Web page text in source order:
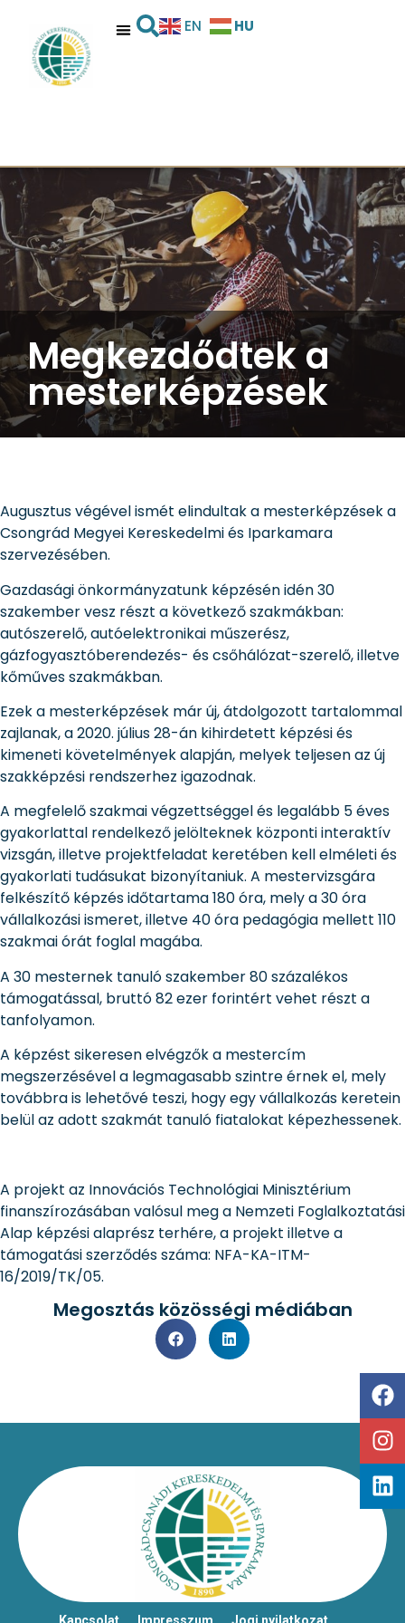
EN HU
Megkezdődtek a
mesterképzések
Augusztus végével ismét elindultak a mesterképzések a
Csongrád Megyei Kereskedelmi és Iparkamara
szervezésében.
Gazdasági önkormányzatunk képzésén idén 30
szakember vesz részt a következő szakmákban:
autószerelő, autóelektronikai műszerész,
gázfogyasztóberendezés- és csőhálózat-szerelő, illetve
kőműves szakmákban.
Ezek a mesterképzések már új, átdolgozott tartalommal
zajlanak, a 2020. július 28-án kihirdetett képzési és
kimeneti követelmények alapján, melyek teljesen az új
szakképzési rendszerhez igazodnak.
A megfelelő szakmai végzettséggel és legalább 5 éves
gyakorlattal rendelkező jelölteknek központi interaktív
vizsgán, illetve projektfeladat keretében kell elméleti és
gyakorlati tudásukat bizonyítaniuk. A mestervizsgára
felkészítő képzés időtartama 180 óra, mely a 30 óra
vállalkozási ismeret, illetve 40 óra pedagógia mellett 110
szakmai órát foglal magába.
A 30 mesternek tanuló szakember 80 százalékos
támogatással, bruttó 82 ezer forintért vehet részt a
tanfolyamon.
A képzést sikeresen elvégzők a mestercím
megszerzésével a legmagasabb szintre érnek el, mely
továbbra is lehetővé teszi, hogy egy vállalkozás keretein
belül az adott szakmát tanuló fiatalokat képezhessenek.
A projekt az Innovációs Technológiai Minisztérium
finanszírozásában valósul meg a Nemzeti Foglalkoztatási
Alap képzési alaprész terhére, a projekt illetve a
támogatási szerződés száma: NFA-KA-ITM-
16/2019/TK/05.
Megosztás közösségi médiában